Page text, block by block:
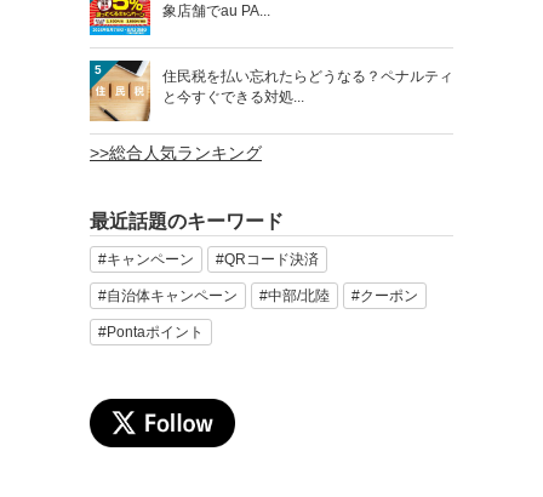
象店舗でau PA...
5
住民税を払い忘れたらどうなる？ペナルティ
と今すぐできる対処...
>>総合人気ランキング
最近話題のキーワード
#キャンペーン #QRコード決済
#自治体キャンペーン #中部/北陸 #クーポン
#Pontaポイント